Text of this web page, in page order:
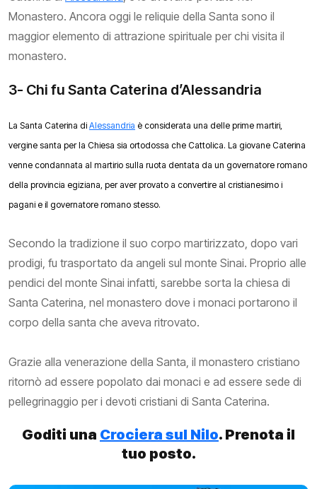
Monastero. Ancora oggi le reliquie della Santa sono il
maggior elemento di attrazione spirituale per chi visita il
monastero.
3- Chi fu Santa Caterina d’Alessandria
La Santa Caterina di Alessandria è considerata una delle prime martiri,
vergine santa per la Chiesa sia ortodossa che Cattolica. La giovane Caterina
venne condannata al martirio sulla ruota dentata da un governatore romano
della provincia egiziana, per aver provato a convertire al cristianesimo i
pagani e il governatore romano stesso.
Secondo la tradizione il suo corpo martirizzato, dopo vari
prodigi, fu trasportato da angeli sul monte Sinai. Proprio alle
pendici del monte Sinai infatti, sarebbe sorta la chiesa di
Santa Caterina, nel monastero dove i monaci portarono il
corpo della santa che aveva ritrovato.
Grazie alla venerazione della Santa, il monastero cristiano
ritornò ad essere popolato dai monaci e ad essere sede di
pellegrinaggio per i devoti cristiani di Santa Caterina.
Goditi una Crociera sul Nilo. Prenota il
tuo posto.